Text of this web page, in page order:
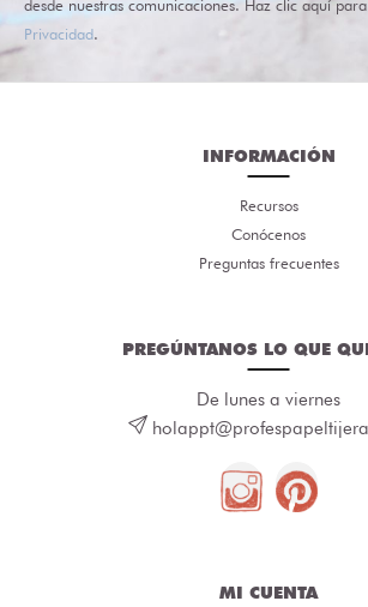
desde nuestras comunicaciones. Haz clic aquí
Privacidad.
INFORMACIÓN
Recursos
Conócenos
Preguntas frecuentes
PREGÚNTANOS LO QUE
De lunes a viernes
MI CUENTA